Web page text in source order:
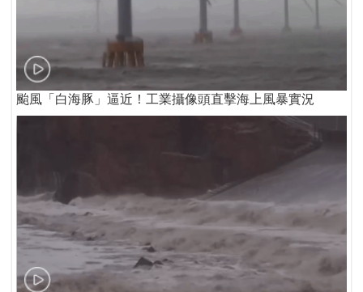
颱風「白海豚」逼近！工業攝像頭直擊海上風暴實況